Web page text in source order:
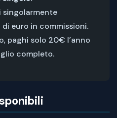
euro in commissioni.
paghi solo 20€ l’anno
completo.